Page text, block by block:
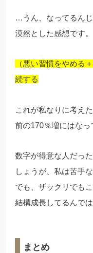
…うん、なってるん
漠然とした感想です。
（悪い習慣をやめる
続する
これが私なりに考え
前の170％増にはなっ
数字が得意な人だっ
しょうが、私は苦手
でも、ザックリでも
結構成長してるんで
まとめ